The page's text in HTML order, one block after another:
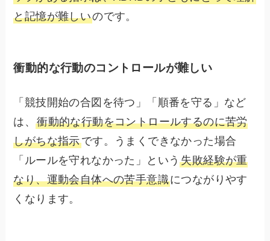
と記憶が難しいのです。
衝動的な行動のコントロールが難しい
「競技開始の合図を待つ」「順番を守る」など
は、衝動的な行動をコントロールするのに苦労
しがちな指示です。うまくできなかった場合
「ルールを守れなかった」という失敗経験が重
なり、運動会自体への苦手意識につながりやす
くなります。